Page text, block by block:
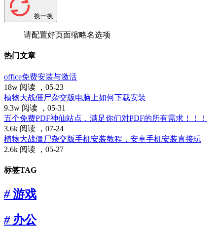
换一换
请配置好页面缩略名选项
热门文章
office免费安装与激活
18w 阅读 ， 05-23
植物大战僵尸杂交版电脑上如何下载安装
9.3w 阅读 ， 05-31
五个免费PDF神仙站点，满足你们对PDF的所有需求！！！
3.6k 阅读 ， 07-24
植物大战僵尸杂交版手机安装教程，安卓手机安装直接玩
2.6k 阅读 ， 05-27
标签TAG
#游戏
#办公